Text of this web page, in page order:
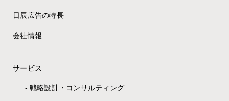
日辰広告の特長
会社情報
サービス
戦略設計・コンサルティング